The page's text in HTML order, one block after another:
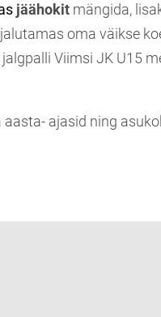
jäähokit mängida,
oma väikse
Viimsi JK U15
ajasid ning